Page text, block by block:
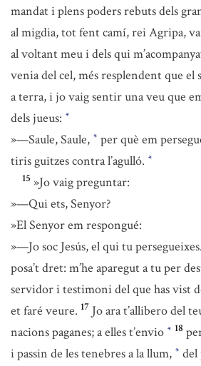
mandat i plens poders rebuts dels
al migdia, tot fent camí, rei Agripa,
al voltant meu i dels qui
venia del cel, més resplendent que el
a terra, i jo vaig sentir una veu que
dels jueus: *
»—Saule, Saule, * per què em
tiris guitzes contra l’agulló. *
15 »Jo vaig preguntar:
»—Qui ets, Senyor?
»El Senyor em respongué:
»—Jo soc Jesús, el qui tu persegueixes.
posa’t dret: m’he aparegut a tu per
servidor i testimoni del que has vist
et faré veure. 17 Jo ara t’allibero del
nacions paganes; a elles t’envio * 18
i passin de les tenebres a la llum, * del